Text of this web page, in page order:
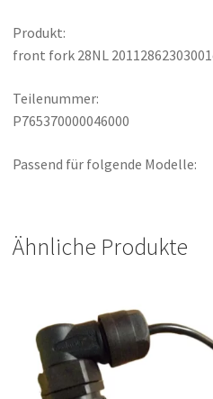
Produkt:
front fork 28NL
Teilenummer:
P765370000046000
Passend für folgende Modelle:
Ähnliche Produkte